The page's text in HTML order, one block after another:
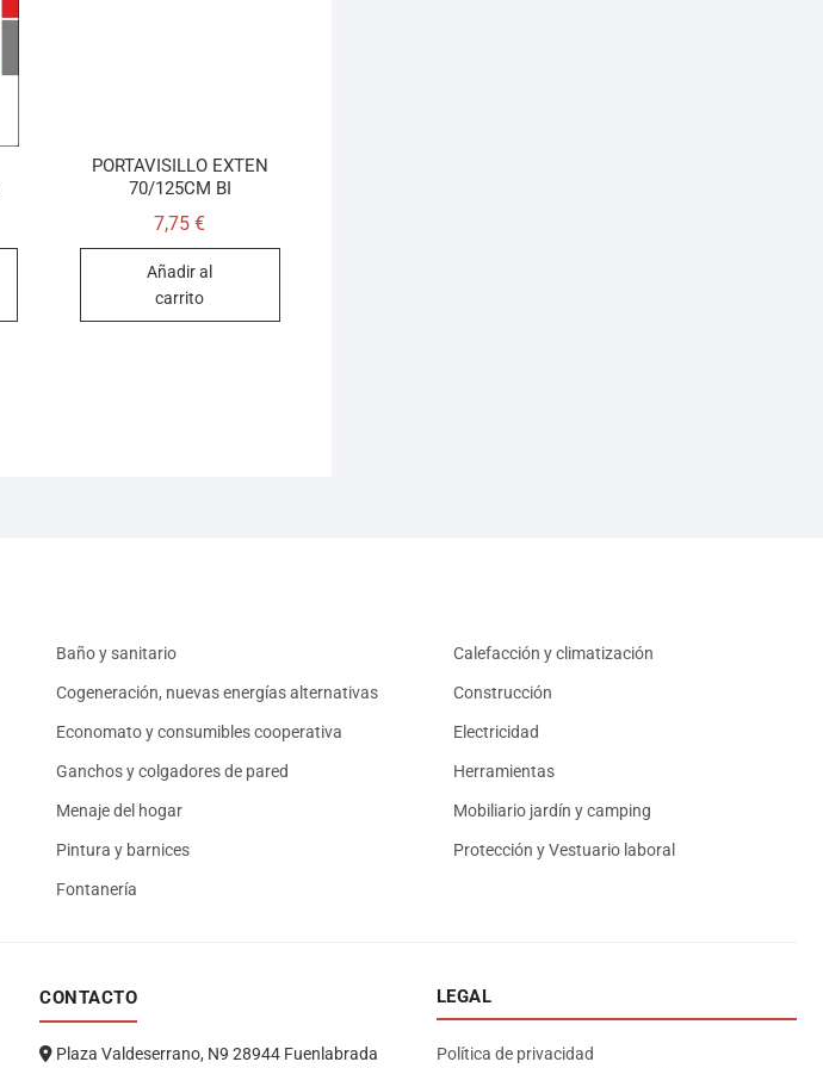
PORTAVISILLO EXTEN
70/125CM BI
7,75€
Añadir al
carrito
Baño y sanitario Calefacción y climatización
Cogeneración, nuevas energías alternativas Construcción
Economato y consumibles cooperativa Electricidad
Ganchos y colgadores de pared Herramientas
Menaje del hogar Mobiliario jardín y camping
Pintura y barnices Protección y Vestuario laboral
Fontanería
CONTACTO
Plaza Valdeserrano, N9 28944 Fuenlabrada
LEGAL
Política de privacidad
Asesor El Arroyo
En línea · responde en segundos